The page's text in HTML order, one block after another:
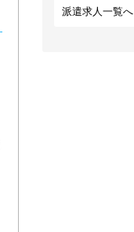
派遣求人一覧へ